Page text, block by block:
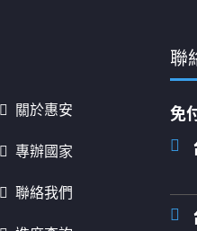
關於惠安
專辦國家
聯絡我們
聯
免